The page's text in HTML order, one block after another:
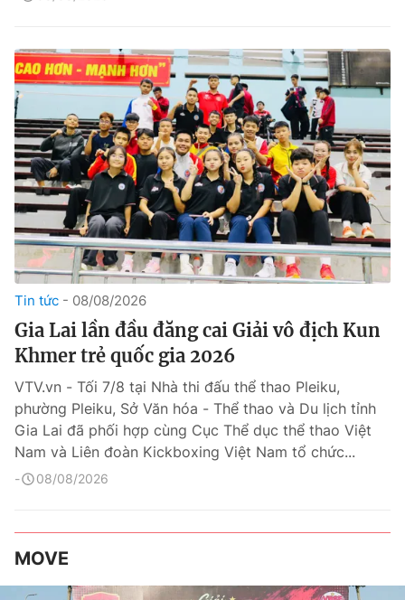
Tin tức 08/08/2026
Gia Lai lần đầu đăng cai Giải vô địch Kun
Khmer trẻ quốc gia 2026
VTV.vn - Tối 7/8 tại Nhà thi đấu thể thao Pleiku,
phường Pleiku, Sở Văn hóa - Thể thao và Du lịch tỉnh
Gia Lai đã phối hợp cùng Cục Thể dục thể thao Việt
Nam và Liên đoàn Kickboxing Việt Nam tổ chức...
08/08/2026
MOVE